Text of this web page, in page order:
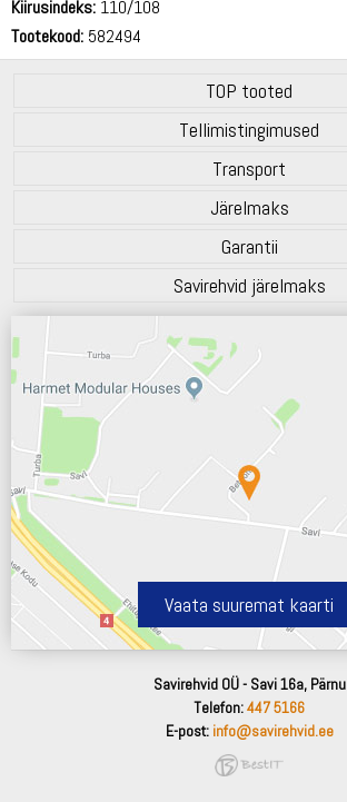
Kiirusindeks: 110/108
Tootekood: 582494
TOP tooted
Tellimistingimused
Transport
Järelmaks
Garantii
Savirehvid järelmaks
Vaata suuremat kaarti
Savirehvid OÜ - Savi 16a, Pärnu
Telefon:447 5166
E-post: info@savirehvid.ee